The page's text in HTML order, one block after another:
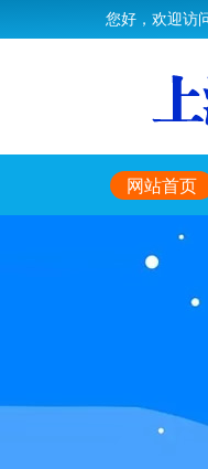
您好，欢迎访
网站首页